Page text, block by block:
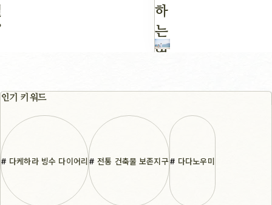
하
는
여
인기 키워드
다케하라 빙수 다이어리 전통 건축물 보존지구 다다노우미